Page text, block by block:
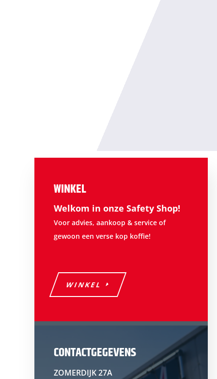
WINKEL
Welkom in onze Safety Shop!
Voor advies, aankoop & service of
gewoon een verse kop koffie!
WINKEL
CONTACTGEGEVENS
ZOMERDIJK 27A